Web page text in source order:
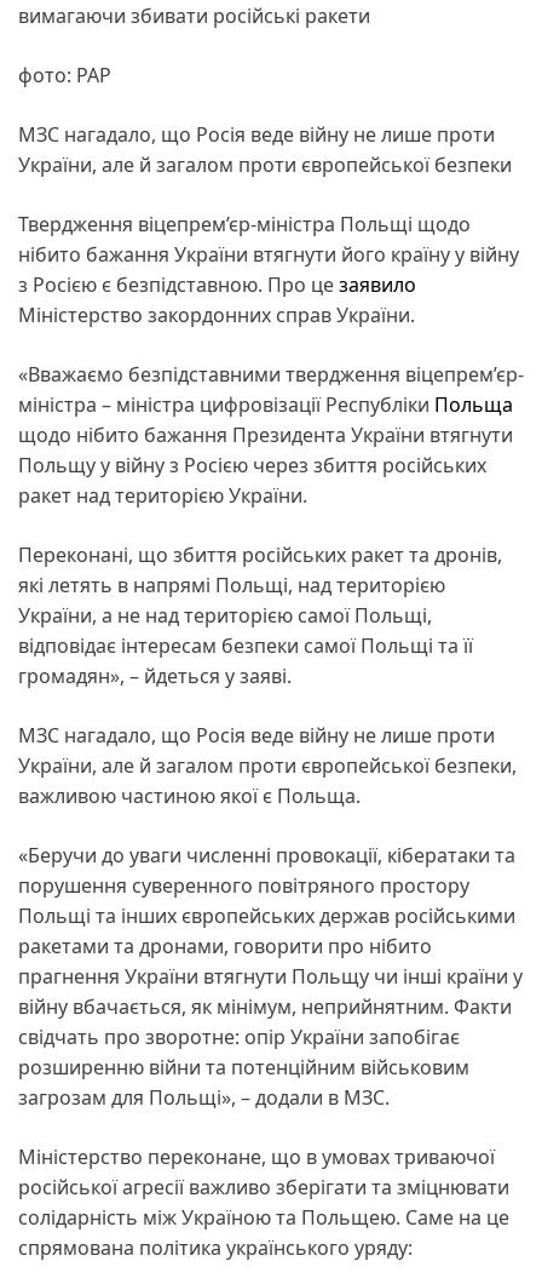
вимагаючи збивати російські ракети
фото: РАР
МЗС нагадало, що Росія веде війну не лише проти
України, але й загалом проти європейської безпеки
Твердження віцепрем’єр-міністра Польщі щодо
нібито бажання України втягнути його країну у війну
з Росією є безпідставною. Про цезаявило
Міністерство закордонних справ України.
«Вважаємо безпідставними твердження віцепрем’єр-
міністра – міністра цифровізації Республіки Польща
щодо нібито бажання Президента України втягнути
Польщу у війну з Росією через збиття російських
ракет над територією України.
Переконані, що збиття російських ракет та дронів,
які летять в напрямі Польщі, над територією
України, а не над територією самої Польщі,
відповідає інтересам безпеки самої Польщі та її
громадян», – йдеться у заяві.
МЗС нагадало, що Росія веде війну не лише проти
України, але й загалом проти європейської безпеки,
важливою частиною якої є Польща.
«Беручи до уваги численні провокації, кібератаки та
порушення суверенного повітряного простору
Польщі та інших європейських держав російськими
ракетами та дронами, говорити про нібито
прагнення України втягнути Польщу чи інші країни у
війну вбачається, як мінімум, неприйнятним. Факти
свідчать про зворотне: опір України запобігає
розширенню війни та потенційним військовим
загрозам для Польщі», – додали в МЗС.
Міністерство переконане, що в умовах триваючої
російської агресії важливо зберігати та зміцнювати
солідарність між Україною та Польщею. Саме на це
спрямована політика українського уряду: